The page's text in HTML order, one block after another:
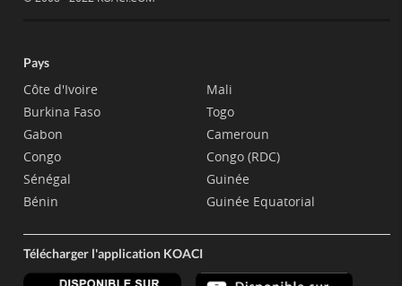
Pays
Côte d'Ivoire
Burkina Faso
Gabon
Congo
Sénégal
Bénin
Mali
Togo
Cameroun
Congo (RDC)
Guinée
Guinée Equatorial
Télécharger l'application KOACI